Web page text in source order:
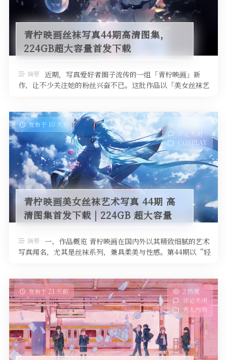
青柠映画丝袜写真44期高清图集，
224GB超大容量首发下载
摘要
近期，写真爱好者圈子流传的一组「青柠映画」新
作，让不少关注她的粉丝兴奋不已。这批作品以「美女丝袜艺
发布于 10 天前
评论关闭
COSPLAY
青柠映画美女丝袜艺术写真 44期 高
清图集首发下载 | 224GB 超大容量
摘要 一、作品概览 青柠映画在国内外以其精致细腻的艺术
写真闻名，尤其是丝袜系列，兼具柔美与性感。第44期以“轻
发布于 21 天前
2 热度
评论关闭
秀人内购